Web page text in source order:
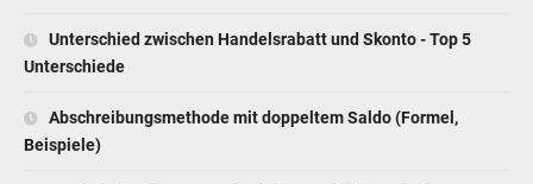
Unterschied zwischen Handelsrabatt und Skonto - Top 5
Unterschiede
Abschreibungsmethode mit doppeltem Saldo (Formel,
Beispiele)